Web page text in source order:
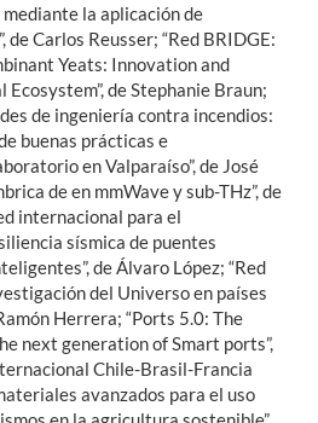
la aplicación de
de Carlos Reusser; “Red BRIDGE:
Yeats: Innovation and
de Stephanie Braun;
de ingeniería contra incendios:
buenas prácticas e
en Valparaíso”, de José
de en mmWave y sub-THz”, de
internacional para el
sísmica de puentes
de Álvaro López; “Red
del Universo en países
Herrera; “Ports 5.0: The
next generation of Smart ports”,
Chile-Brasil-Francia
avanzados para el uso